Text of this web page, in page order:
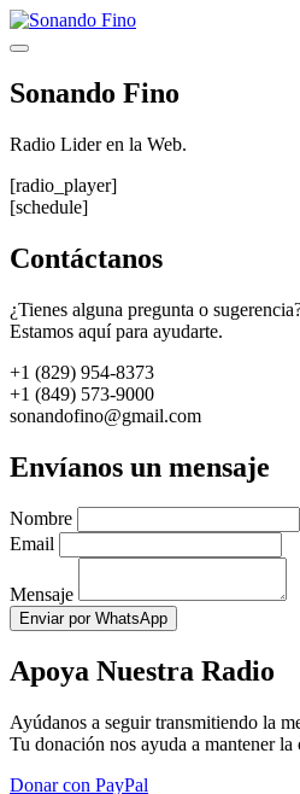
Saltar
al
Menú
Sonando Fino
Radio Lider en la Web.
[radio_player]
[schedule]
Contáctanos
¿Tienes alguna pregunta o
Estamos aquí para ayudarte.
+1 (829) 954-8373
+1 (849) 573-9000
sonandofino@gmail.com
Envíanos un mensaje
Nombre
Email
Mensaje
Enviar por WhatsApp
Apoya Nuestra Radio
Ayúdanos a seguir transmitiendo la
Tu donación nos ayuda a mantener
Donar con PayPal